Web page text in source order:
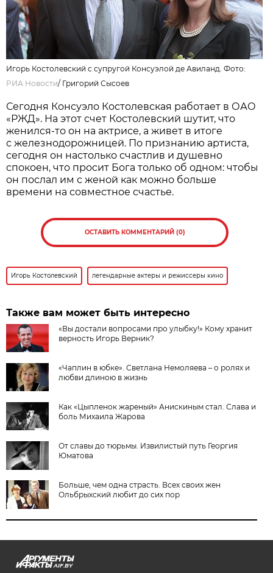
Игорь Костолевский с супругой Консуэлой де Авиланд. Фото:
РИА Новости/ Григорий Сысоев
Сегодня Консуэло Костолевская работает в ОАО
«РЖД». На этот счет Костолевский шутит, что
женился-то он на актрисе, а живет в итоге
с железнодорожницей. По признанию артиста,
сегодня он настолько счастлив и душевно
спокоен, что просит Бога только об одном: чтобы
он послал им с женой как можно больше
времени на совместное счастье.
ОСТАВИТЬ КОММЕНТАРИЙ (0)
Игорь Костолевский легендарные актеры и режиссеры кино
Также вам может быть интересно
«Вы достали вопросами про улыбку!» Кому хранит
верность Игорь Верник?
«Чаплин в юбке». Светлана Немоляева – о ролях и
любви длиною в жизнь
Как «Цыпленок жареный» Анискиным стал. Слава и
боль Михаила Жарова
От славы до тюрьмы. Извилистый путь Георгия
Юматова
Больше, чем одна страсть. Всех своих жен
Ольбрыхский любит до сих пор
AIF.BY